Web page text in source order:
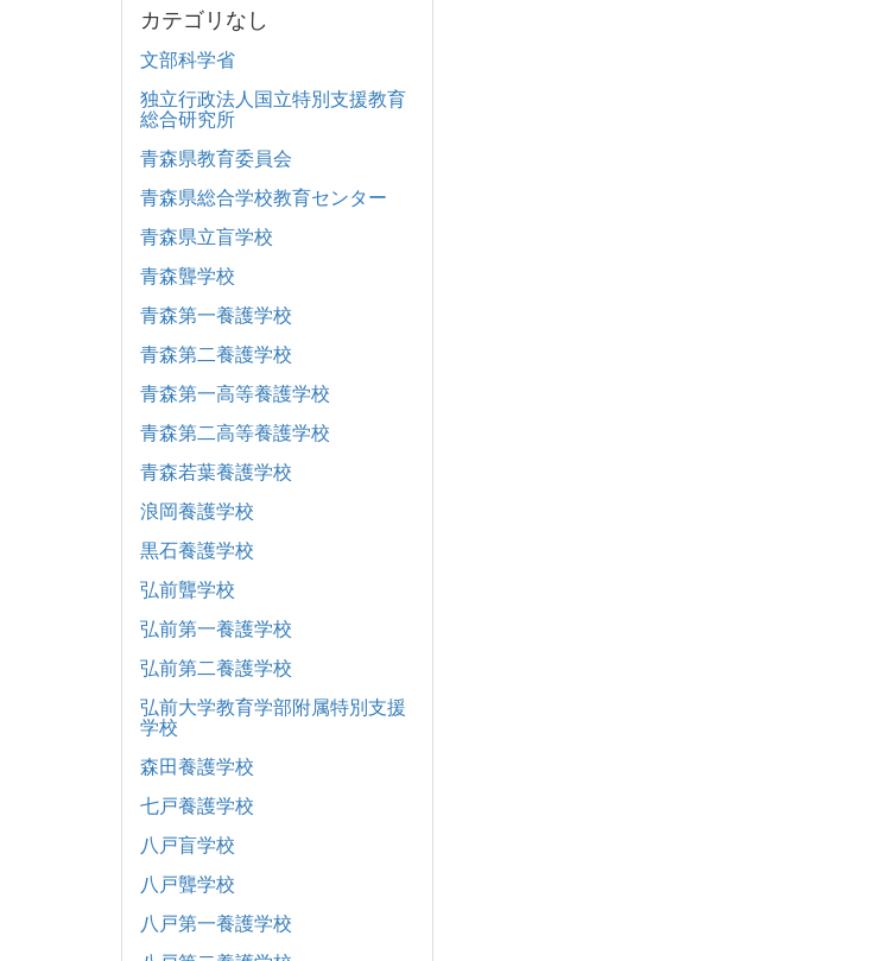
カテゴリなし
文部科学省
独立行政法人国立特別支援教育
総合研究所
青森県教育委員会
青森県総合学校教育センター
青森県立盲学校
青森聾学校
青森第一養護学校
青森第二養護学校
青森第一高等養護学校
青森第二高等養護学校
青森若葉養護学校
浪岡養護学校
黒石養護学校
弘前聾学校
弘前第一養護学校
弘前第二養護学校
弘前大学教育学部附属特別支援
学校
森田養護学校
七戸養護学校
八戸盲学校
八戸聾学校
八戸第一養護学校